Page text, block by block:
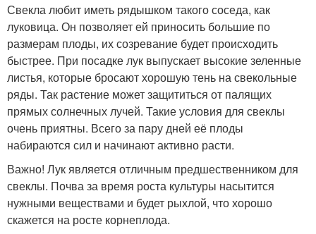
Свекла любит иметь рядышком такого соседа, как
луковица. Он позволяет ей приносить большие по
размерам плоды, их созревание будет происходить
быстрее. При посадке лук выпускает высокие зеленные
листья, которые бросают хорошую тень на свекольные
ряды. Так растение может защититься от палящих
прямых солнечных лучей. Такие условия для свеклы
очень приятны. Всего за пару дней её плоды
набираются сил и начинают активно расти.
Важно! Лук является отличным предшественником для
свеклы. Почва за время роста культуры насытится
нужными веществами и будет рыхлой, что хорошо
скажется на росте корнеплода.